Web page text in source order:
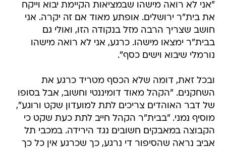
"אני לא רואה מישהו שבמציאות הקיימת יבוא וייקח
את בית"ר ירושלים. אופתע מאוד אם זה יקרה. אני
חושב שצריך הרבה מזל בנקודה הזו, ואולי גם
בבית"ר ימצאו מישהו. כרגע, אני לא רואה מישהו
נורמלי שיבוא וישים כסף".
ובכל זאת, דומה שלא הכסף מטריד כרגע את
השחקנים. "הקהל מאוד דומיננטי וחשוב, אבל בסופו
של דבר האוהדים צריכים לתת למועדון שקט ורוגע",
מוסיף נמני. "בבית"ר הקהל חייב לתת כעת שקט כי
הקבוצה במאבקים חשובים נגד הירידה. במכבי תל
אביב נראה שהסיפור די נרגע, כך שכרגע אין כל כך